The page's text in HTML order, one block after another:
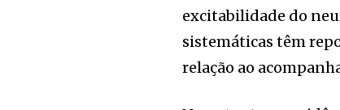
excitabilidade do
sistemáticas têm
relação ao